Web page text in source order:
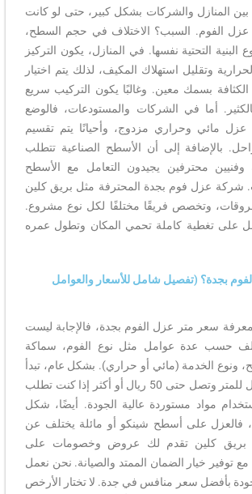
بين المنازل والشركات بشكل كبير، حتى لو كانت
عزل الفوم. السبب؟ الاختلاف في حجم السطح،
البنية التحتية نفسها. في المنازل، يكون التركيز
وتقليل استهلاك المكيف، لذلك يتم اختيار
بسمك معين. وغالبًا يكون التركيب سريع
أما في الشركات والمستودعات، فالوضع
عزل مائي وحراري مزدوج، وأحيانًا يتم تقسيم
بالإضافة إلى أن الأسطح الصناعية تتطلب
محترفين يجيدون التعامل مع الأسطح
شركة عزل فوم بجدة المحترفة مثل بريق كلين
وتخصص فريقًا مختلفًا لكل نوع مشروع.
على تغطية كاملة تحمي المكان وتطول عمره
بجدة؟ (تفصيل شامل للأسعار والعوامل
سعر متر عزل الفوم بجدة، فالإجابة ليست
حسب عدة عوامل مثل نوع الفوم، سماكة
ونوع الخدمة (مائي أو حراري). بشكل عام، تبدأ
الأسعار من 20 ريال للمتر وتصل حتى 50 ريال أو أكثر إذا كنت تطلب
مواد مستوردة عالية الجودة. أيضًا، شكل
فالعزل على أسطح شينكو أو مائلة يختلف عن
بريق كلين تقدم لك عروض وخصومات على
مع توفير خيار الضمان الممتد والصيانة. نحن نعمل
بأفضل سعر منافس في جدة. لا تختار الأرخص